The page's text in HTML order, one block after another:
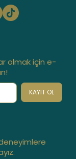
olmak için e-
KAYIT OL
deneyimlere